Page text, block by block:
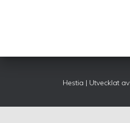
Hestia | Utvecklat av